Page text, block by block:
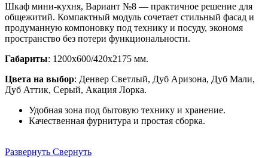
Шкаф мини-кухня, Вариант №8 — практичное решение для
общежитий. Компактный модуль сочетает стильный фасад и
продуманную компоновку под технику и посуду, экономя
пространство без потери функциональности.
Габариты: 1200х600/420х2175 мм.
Цвета на выбор: Денвер Светлый, Дуб Аризона, Дуб Мали,
Дуб Аттик, Серый, Акация Лорка.
Удобная зона под бытовую технику и хранение.
Качественная фурнитура и простая сборка.
Развернуть Свернуть